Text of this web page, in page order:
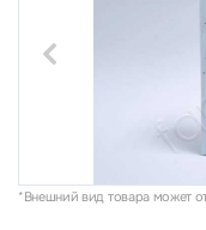
*Внешний вид товара может